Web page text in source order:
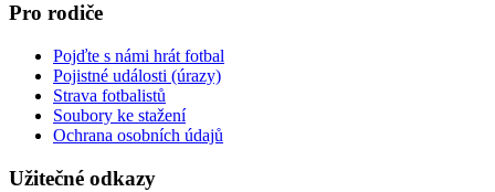
Pro rodiče
Pojďte s námi hrát fotbal
Pojistné události (úrazy)
Strava fotbalistů
Soubory ke stažení
Ochrana osobních údajů
Užitečné odkazy